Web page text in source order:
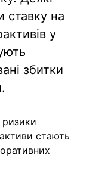
ставку на
у
збитки
активи стають